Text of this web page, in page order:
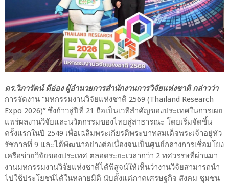
ดร.วิภารัตน์ ดีอ่อง ผู้อำนวยการสำนักงานการวิจัยแห่งชาติ กล่าวว่า
การจัดงาน “มหกรรมงานวิจัยแห่งชาติ 2569 (Thailand Research
Expo 2026)” ซึ่งก้าวสู่ปีที่ 21 ถือเป็นเวทีสำคัญของประเทศในการเผย
แพร่ผลงานวิจัยและนวัตกรรมของไทยสู่สาธารณะ โดยเริ่มจัดขึ้น
ครั้งแรกในปี 2549 เพื่อเฉลิมพระเกียรติพระบาทสมเด็จพระเจ้าอยู่หัว
รัชกาลที่ 9 และได้พัฒนาอย่างต่อเนื่องจนเป็นศูนย์กลางการเชื่อมโยง
เครือข่ายวิจัยของประเทศ ตลอดระยะเวลากว่า 2 ทศวรรษที่ผ่านมา
งานมหกรรมงานวิจัยแห่งชาติได้พิสูจน์ให้เห็นว่างานวิจัยสามารถนำ
ไปใช้ประโยชน์ได้ในหลายมิติ นับตั้งแต่ภาคเศรษฐกิจ สังคม ชุมชน